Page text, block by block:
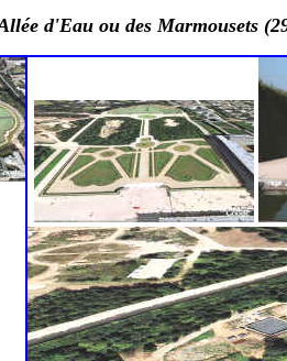
d'Eau ou des Marmousets